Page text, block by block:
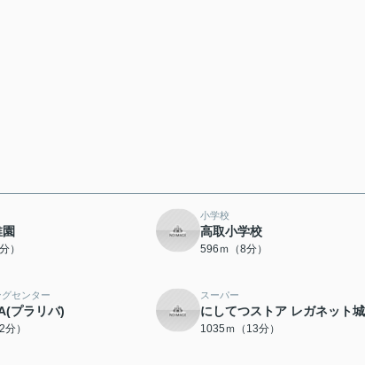
）
小学校
高取小学校
596ｍ（8分）
センター
プラリバ)
）
スーパー
にしてつストア レガネット
1035ｍ（13分）